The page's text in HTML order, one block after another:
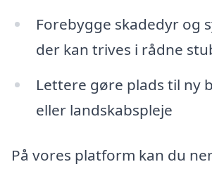
Forebygge skadedyr og
der kan trives i rådne
Lettere gøre plads til ny
eller landskabspleje
På vores platform kan du